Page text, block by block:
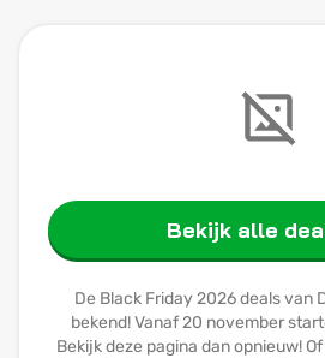
Bekijk alle
De Black Friday 2026 deals van
bekend! Vanaf 20 november
Bekijk deze pagina dan opnieuw!